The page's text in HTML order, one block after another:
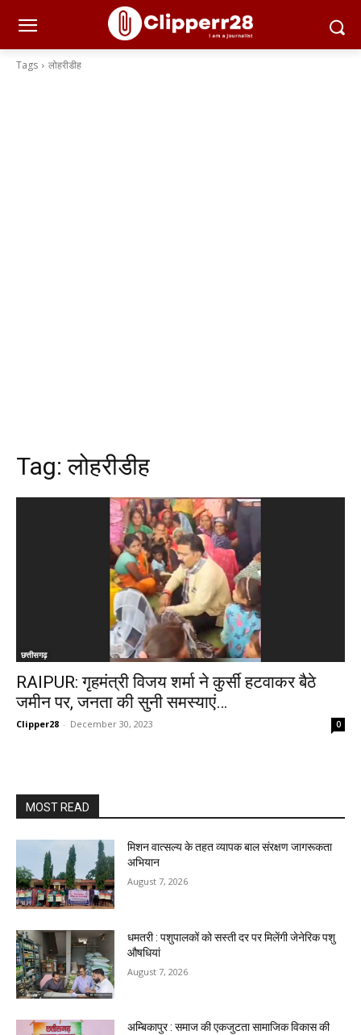
Tags लोहरीडीह
Tag:लोहरीडीह
छत्तीसगढ़
RAIPUR: गृहमंत्री विजय शर्मा ने कुर्सी हटवाकर बैठे
जमीन पर, जनता की सुनी समस्याएं…
Clipper28 - December 30, 2023 0
MOST READ
मिशन वात्सल्य के तहत व्यापक बाल संरक्षण जागरूकता
अभियान
August 7, 2026
धमतरी : पशुपालकों को सस्ती दर पर मिलेंगी जेनेरिक पशु
औषधियां
August 7, 2026
अम्बिकापुर : समाज की एकजुटता सामाजिक विकास की